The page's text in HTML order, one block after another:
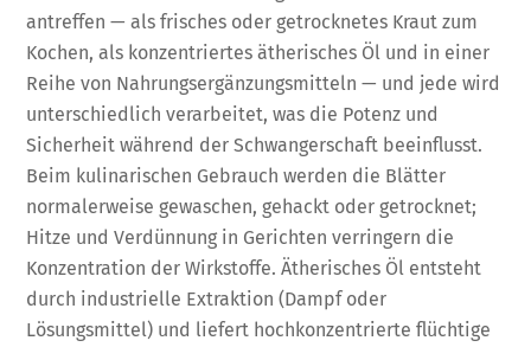
antreffen — als frisches oder getrocknetes Kraut zum
Kochen, als konzentriertes ätherisches Öl und in einer
Reihe von Nahrungsergänzungsmitteln — und jede wird
unterschiedlich verarbeitet, was die Potenz und
Sicherheit während der Schwangerschaft beeinflusst.
Beim kulinarischen Gebrauch werden die Blätter
normalerweise gewaschen, gehackt oder getrocknet;
Hitze und Verdünnung in Gerichten verringern die
Konzentration der Wirkstoffe. Ätherisches Öl entsteht
durch industrielle Extraktion (Dampf oder
Lösungsmittel) und liefert hochkonzentrierte flüchtige